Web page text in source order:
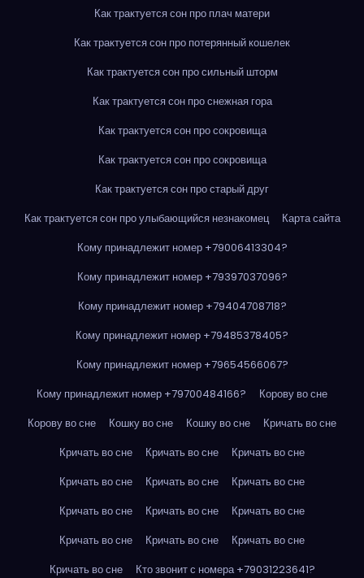
Как трактуется сон про плач матери
Как трактуется сон про потерянный кошелек
Как трактуется сон про сильный шторм
Как трактуется сон про снежная гора
Как трактуется сон про сокровища
Как трактуется сон про сокровища
Как трактуется сон про старый друг
Как трактуется сон про улыбающийся незнакомец
Карта сайта
Кому принадлежит номер +79006413304?
Кому принадлежит номер +79397037096?
Кому принадлежит номер +79404708718?
Кому принадлежит номер +79485378405?
Кому принадлежит номер +79654566067?
Кому принадлежит номер +79700484166?
Корову во сне
Корову во сне
Кошку во сне Кошку во сне
Кричать во сне
Кричать во сне
Кричать во сне
Кричать во сне
Кричать во сне
Кричать во сне
Кричать во сне
Кричать во сне
Кричать во сне
Кричать во сне
Кричать во сне
Кричать во сне
Кричать во сне
Кричать во сне
Кто звонит с номера +79031223641?